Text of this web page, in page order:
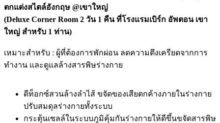
ตกแต่งสไตล์อังกฤษ @เขาใหญ่
(Deluxe Corner Room 2 วัน 1 คืน ที่โรงแรมเบิร์ก อัพตอน เขา
ใหญ่ สำหรับ 1 ท่าน)
เหมาะสำหรับ : ผู้ที่ต้องการพักผ่อน ลดความตึงเครียดจากการ
ทำงาน และดูแลล้างสารพิษร่างกาย
ดีท็อกซ์สวนล้างลำไส้ ขจัดของเสียตกค้างภายในร่างกาย
ปรับสมดุลร่างกายทั้งระบบ
กระตุ้นเซลล์ในระบบภูมิคุ้มกันร่างกายให้ดีขึ้นขจัดสารพิษ